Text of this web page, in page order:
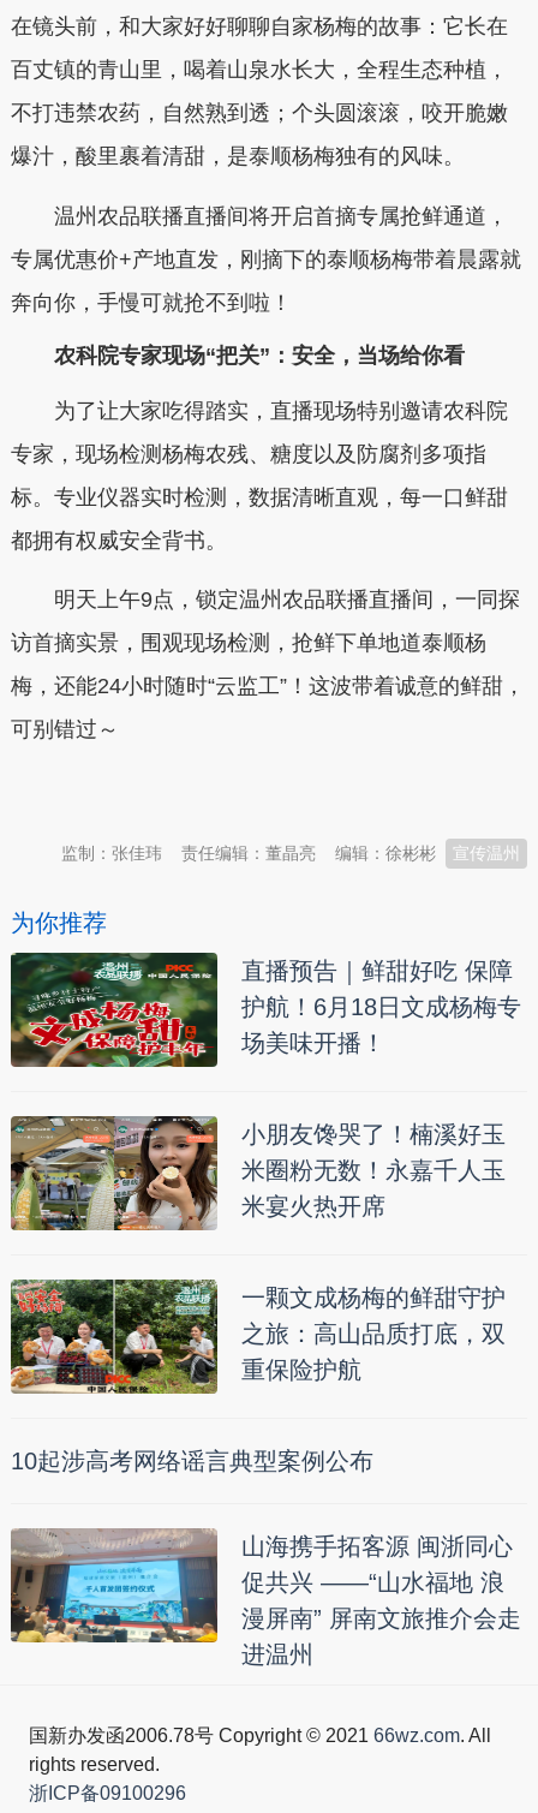
在镜头前，和大家好好聊聊自家杨梅的故事：它长在
百丈镇的青山里，喝着山泉水长大，全程生态种植，
不打违禁农药，自然熟到透；个头圆滚滚，咬开脆嫩
爆汁，酸里裹着清甜，是泰顺杨梅独有的风味。
温州农品联播直播间将开启首摘专属抢鲜通道，
专属优惠价+产地直发，刚摘下的泰顺杨梅带着晨露就
奔向你，手慢可就抢不到啦！
农科院专家现场“把关”：安全，当场给你看
为了让大家吃得踏实，直播现场特别邀请农科院
专家，现场检测杨梅农残、糖度以及防腐剂多项指
标。专业仪器实时检测，数据清晰直观，每一口鲜甜
都拥有权威安全背书。
明天上午9点，锁定温州农品联播直播间，一同探
访首摘实景，围观现场检测，抢鲜下单地道泰顺杨
梅，还能24小时随时“云监工”！这波带着诚意的鲜甜，
可别错过～
宣传温州
编辑：徐彬彬
责任编辑：董晶亮
监制：张佳玮
为你推荐
直播预告｜鲜甜好吃 保障
护航！6月18日文成杨梅专
场美味开播！
小朋友馋哭了！楠溪好玉
米圈粉无数！永嘉千人玉
米宴火热开席
一颗文成杨梅的鲜甜守护
之旅：高山品质打底，双
重保险护航
10起涉高考网络谣言典型案例公布
山海携手拓客源 闽浙同心
促共兴 ——“山水福地 浪
漫屏南” 屏南文旅推介会走
进温州
国新办发函2006.78号 Copyright © 2021 66wz.com. All
rights reserved.
浙ICP备09100296